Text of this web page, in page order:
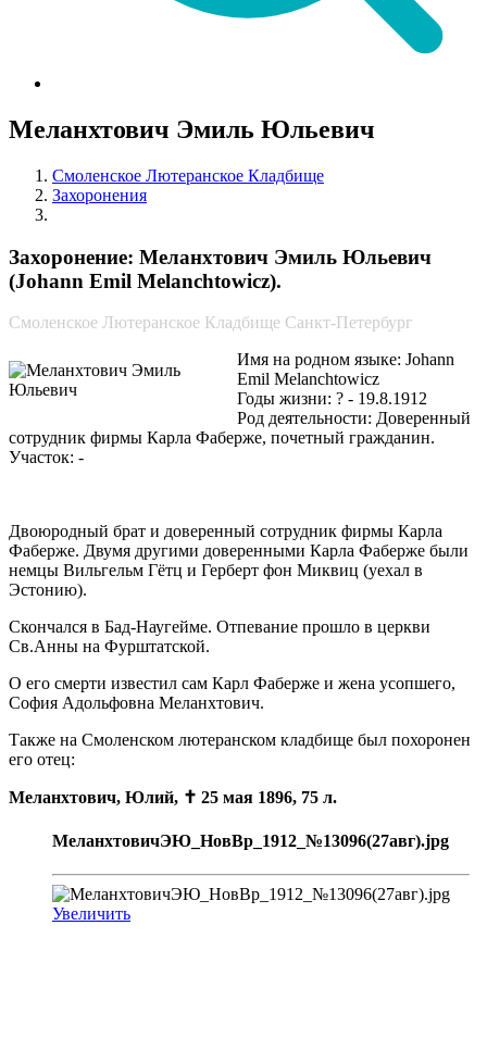
Меланхтович Эмиль Юльевич
Смоленское Лютеранское Кладбище
Захоронения
Захоронение: Меланхтович Эмиль Юльевич
(Johann Emil Melanchtowicz).
Смоленское Лютеранское Кладбище Санкт-Петербург
Имя на родном языке: Johann
Emil Melanchtowicz
Годы жизни: ? - 19.8.1912
Род деятельности: Доверенный
сотрудник фирмы Карла Фаберже, почетный гражданин.
Участок: -
Двоюродный брат и доверенный сотрудник фирмы Карла
Фаберже. Двумя другими доверенными Карла Фаберже были
немцы Вильгельм Гётц и Герберт фон Миквиц (уехал в
Эстонию).
Скончался в Бад-Наугейме. Отпевание прошло в церкви
Св.Анны на Фурштатской.
О его смерти известил сам Карл Фаберже и жена усопшего,
София Адольфовна Меланхтович.
Также на Смоленском лютеранском кладбище был похоронен
его отец:
Меланхтович, Юлий, ✝ 25 мая 1896, 75 л.
МеланхтовичЭЮ_НовВр_1912_№13096(27авг).jpg
Увеличить